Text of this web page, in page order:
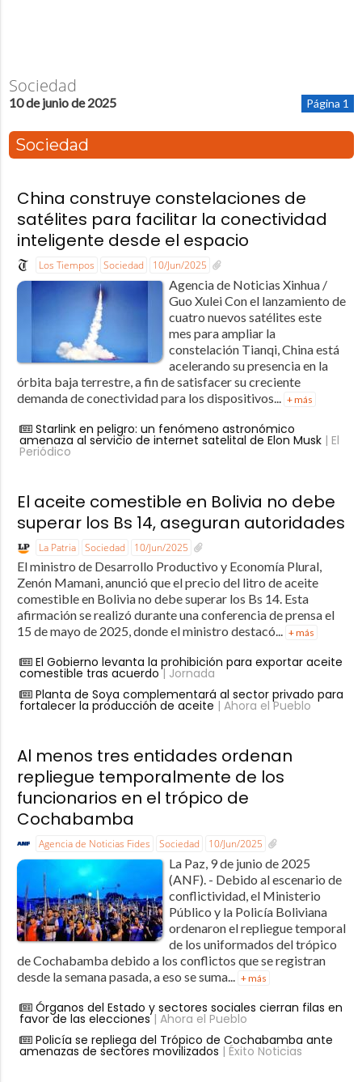
Sociedad
10 de junio de 2025 Página 1
Sociedad
China construye constelaciones de
satélites para facilitar la conectividad
inteligente desde el espacio
Los Tiempos Sociedad 10/Jun/2025
Agencia de Noticias Xinhua /
Guo Xulei Con el lanzamiento de
cuatro nuevos satélites este
mes para ampliar la
constelación Tianqi, China está
acelerando su presencia en la
órbita baja terrestre, a fin de satisfacer su creciente
demanda de conectividad para los dispositivos...
+ más
Starlink en peligro: un fenómeno astronómico
amenaza al servicio de internet satelital de Elon Musk| El
Periódico
El aceite comestible en Bolivia no debe
superar los Bs 14, aseguran autoridades
La Patria Sociedad 10/Jun/2025
El ministro de Desarrollo Productivo y Economía Plural,
Zenón Mamani, anunció que el precio del litro de aceite
comestible en Bolivia no debe superar los Bs 14. Esta
afirmación se realizó durante una conferencia de prensa el
15 de mayo de 2025, donde el ministro destacó... + más
El Gobierno levanta la prohibición para exportar aceite
comestible tras acuerdo| Jornada
Planta de Soya complementará al sector privado para
fortalecer la producción de aceite | Ahora el Pueblo
Al menos tres entidades ordenan
repliegue temporalmente de los
funcionarios en el trópico de
Cochabamba
Agencia de Noticias Fides Sociedad 10/Jun/2025
La Paz, 9 de junio de 2025
(ANF). - Debido al escenario de
conflictividad, el Ministerio
Público y la Policía Boliviana
ordenaron el repliegue temporal
de los uniformados del trópico
de Cochabamba debido a los conflictos que se registran
desde la semana pasada, a eso se suma... + más
Órganos del Estado y sectores sociales cierran filas en
favor de las elecciones| Ahora el Pueblo
Policía se repliega del Trópico de Cochabamba ante
amenazas de sectores movilizados | Éxito Noticias